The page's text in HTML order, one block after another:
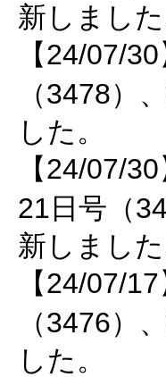
新しました
【24/07/30
（3478）
した。
【24/07/30
21日号（
新しました
【24/07/17
（3476）
した。